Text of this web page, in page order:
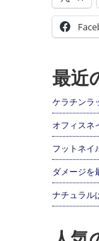
最近
ケラチンラ
オフィスネ
フットネイ
ダメージを
ナチュラル